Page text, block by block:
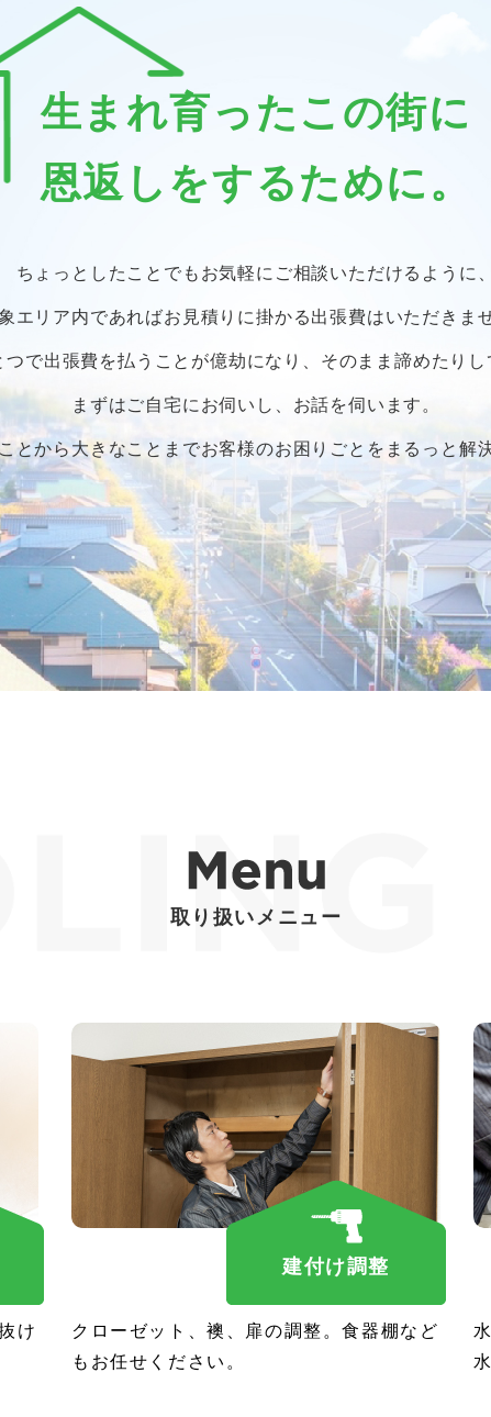
生まれ育ったこの街に
恩返しをするために。
ちょっとしたことでも お気軽にご相談いただけるように、
エリア内であればお見積りに掛かる出張費はいただきま
で出張費を払うことが億劫になり、 そのまま諦めたりし
まずはご自宅にお伺いし、お話を伺います。
とから大きなことまでお客様のお困りごとをまるっと解
取り扱いメニュー
け
建付け調整
クローゼット、襖、扉の調整。食器棚など
もお任せください。